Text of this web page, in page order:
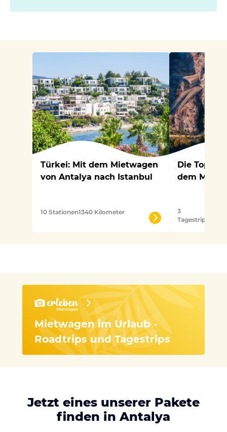
Türkei: Mit dem Mietwagen
von Antalya nach Istanbul
10 Stationen1340 Kilometer
Die Top-3-
dem
3
Tagestrips
Mietwagen im Urlaub -
Roadtrips und Tagestrips
Jetzt eines unserer Pakete
finden in Antalya